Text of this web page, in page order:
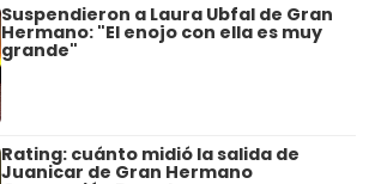
Suspendieron a Laura Ubfal de Gran
Hermano: "El enojo con ella es muy
grande"
Rating: cuánto midió la salida de
Juanicar de Gran Hermano